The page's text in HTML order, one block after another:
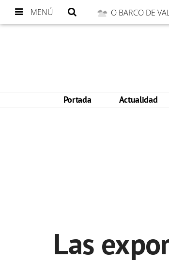
MENÚ O BARCO DE
Portada Actualidad
Las